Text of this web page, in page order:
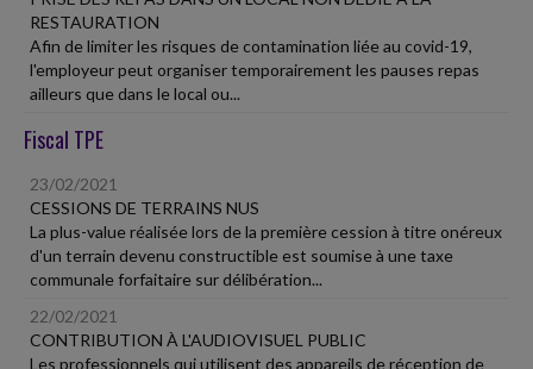
RESTAURATION
Afin de limiter les risques de contamination liée au covid-19,
l'employeur peut organiser temporairement les pauses repas
ailleurs que dans le local ou...
Fiscal TPE
23/02/2021
CESSIONS DE TERRAINS NUS
La plus-value réalisée lors de la première cession à titre onéreux
d'un terrain devenu constructible est soumise à une taxe
communale forfaitaire sur délibération...
22/02/2021
CONTRIBUTION À L'AUDIOVISUEL PUBLIC
Les professionnels qui utilisent des appareils de réception de